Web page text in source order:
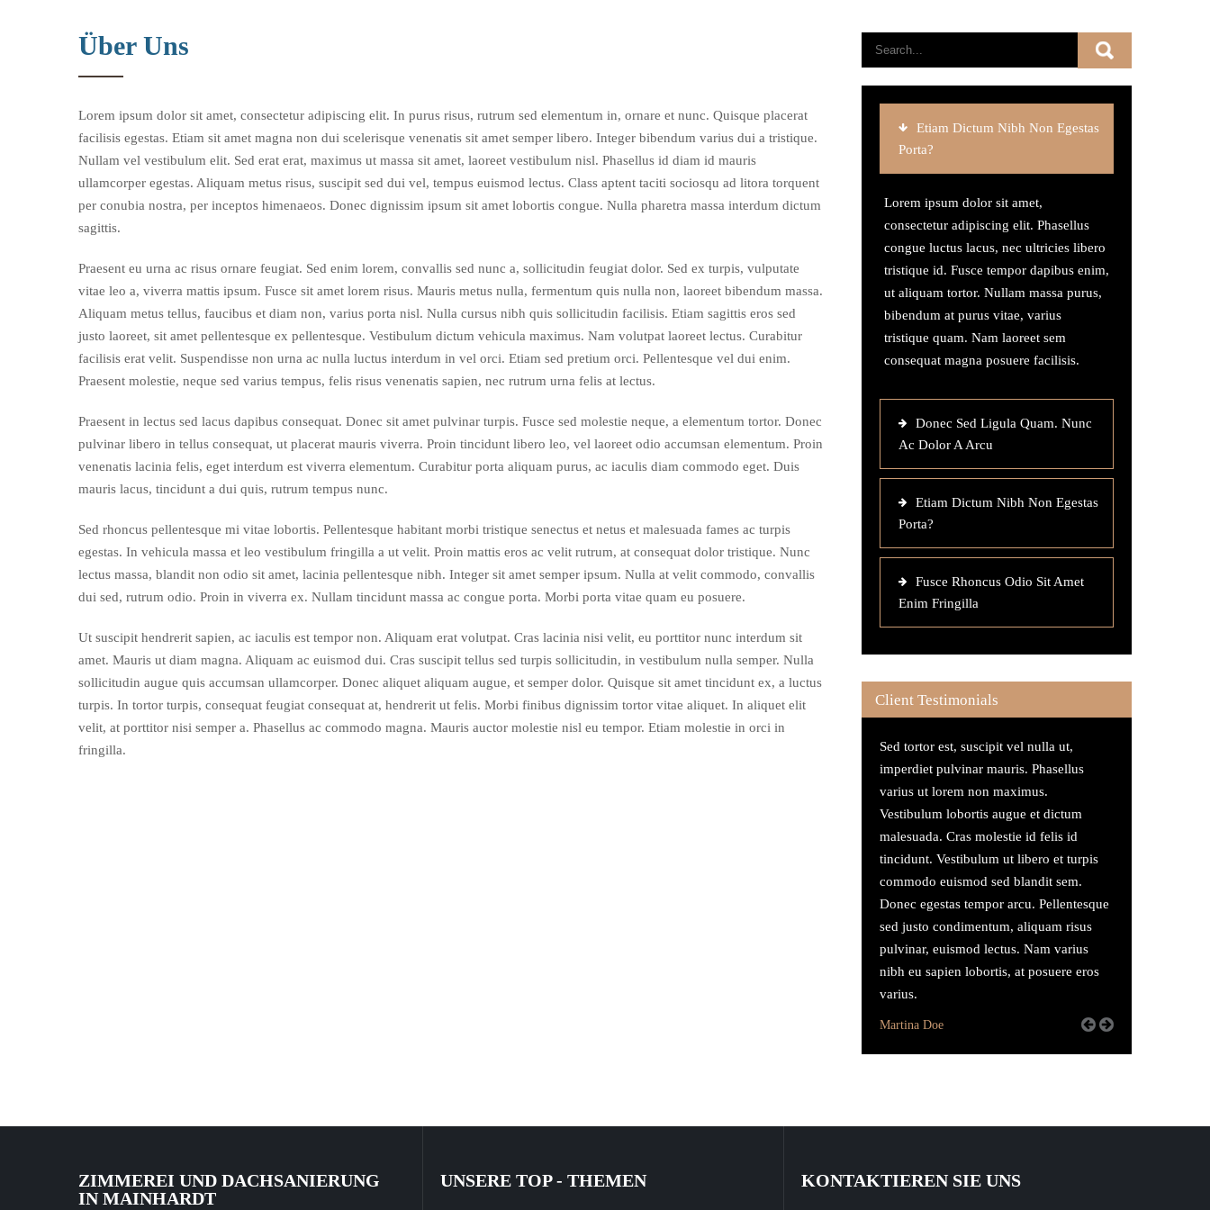
Über Uns
Lorem ipsum dolor sit amet, consectetur adipiscing elit. In purus risus, rutrum sed elementum in, ornare et nunc. Quisque placerat
facilisis egestas. Etiam sit amet magna non dui scelerisque venenatis sit amet semper libero. Integer bibendum varius dui a tristique.
Nullam vel vestibulum elit. Sed erat erat, maximus ut massa sit amet, laoreet vestibulum nisl. Phasellus id diam id mauris
ullamcorper egestas. Aliquam metus risus, suscipit sed dui vel, tempus euismod lectus. Class aptent taciti sociosqu ad litora torquent
per conubia nostra, per inceptos himenaeos. Donec dignissim ipsum sit amet lobortis congue. Nulla pharetra massa interdum dictum
sagittis.
Praesent eu urna ac risus ornare feugiat. Sed enim lorem, convallis sed nunc a, sollicitudin feugiat dolor. Sed ex turpis, vulputate
vitae leo a, viverra mattis ipsum. Fusce sit amet lorem risus. Mauris metus nulla, fermentum quis nulla non, laoreet bibendum massa.
Aliquam metus tellus, faucibus et diam non, varius porta nisl. Nulla cursus nibh quis sollicitudin facilisis. Etiam sagittis eros sed
justo laoreet, sit amet pellentesque ex pellentesque. Vestibulum dictum vehicula maximus. Nam volutpat laoreet lectus. Curabitur
facilisis erat velit. Suspendisse non urna ac nulla luctus interdum in vel orci. Etiam sed pretium orci. Pellentesque vel dui enim.
Praesent molestie, neque sed varius tempus, felis risus venenatis sapien, nec rutrum urna felis at lectus.
Praesent in lectus sed lacus dapibus consequat. Donec sit amet pulvinar turpis. Fusce sed molestie neque, a elementum tortor. Donec
pulvinar libero in tellus consequat, ut placerat mauris viverra. Proin tincidunt libero leo, vel laoreet odio accumsan elementum. Proin
venenatis lacinia felis, eget interdum est viverra elementum. Curabitur porta aliquam purus, ac iaculis diam commodo eget. Duis
mauris lacus, tincidunt a dui quis, rutrum tempus nunc.
Sed rhoncus pellentesque mi vitae lobortis. Pellentesque habitant morbi tristique senectus et netus et malesuada fames ac turpis
egestas. In vehicula massa et leo vestibulum fringilla a ut velit. Proin mattis eros ac velit rutrum, at consequat dolor tristique. Nunc
lectus massa, blandit non odio sit amet, lacinia pellentesque nibh. Integer sit amet semper ipsum. Nulla at velit commodo, convallis
dui sed, rutrum odio. Proin in viverra ex. Nullam tincidunt massa ac congue porta. Morbi porta vitae quam eu posuere.
Ut suscipit hendrerit sapien, ac iaculis est tempor non. Aliquam erat volutpat. Cras lacinia nisi velit, eu porttitor nunc interdum sit
amet. Mauris ut diam magna. Aliquam ac euismod dui. Cras suscipit tellus sed turpis sollicitudin, in vestibulum nulla semper. Nulla
sollicitudin augue quis accumsan ullamcorper. Donec aliquet aliquam augue, et semper dolor. Quisque sit amet tincidunt ex, a luctus
turpis. In tortor turpis, consequat feugiat consequat at, hendrerit ut felis. Morbi finibus dignissim tortor vitae aliquet. In aliquet elit
velit, at porttitor nisi semper a. Phasellus ac commodo magna. Mauris auctor molestie nisl eu tempor. Etiam molestie in orci in
fringilla.
Etiam Dictum Nibh Non Egestas
Porta?
Lorem ipsum dolor sit amet,
consectetur adipiscing elit. Phasellus
congue luctus lacus, nec ultricies libero
tristique id. Fusce tempor dapibus enim,
ut aliquam tortor. Nullam massa purus,
bibendum at purus vitae, varius
tristique quam. Nam laoreet sem
consequat magna posuere facilisis.
Donec Sed Ligula Quam. Nunc
Ac Dolor A Arcu
Etiam Dictum Nibh Non Egestas
Porta?
Fusce Rhoncus Odio Sit Amet
Enim Fringilla
Client Testimonials
Sed tortor est, suscipit vel nulla ut,
imperdiet pulvinar mauris. Phasellus
varius ut lorem non maximus.
Vestibulum lobortis augue et dictum
malesuada. Cras molestie id felis id
tincidunt. Vestibulum ut libero et turpis
commodo euismod sed blandit sem.
Donec egestas tempor arcu. Pellentesque
sed justo condimentum, aliquam risus
pulvinar, euismod lectus. Nam varius
nibh eu sapien lobortis, at posuere eros
varius.
Martina Doe
ZIMMEREI UND DACHSANIERUNG
IN MAINHARDT
UNSERE TOP - THEMEN KONTAKTIEREN SIE UNS